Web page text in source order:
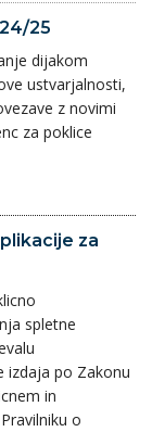
25
dijakom
ustvarjalnosti,
z novimi
za poklice
za
spletne
izdaja po Zakonu
in
o